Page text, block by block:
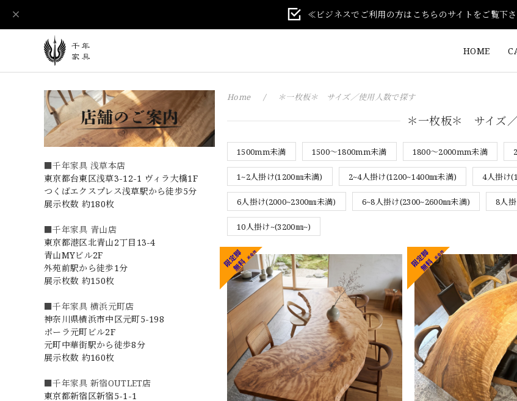
≪ビジネスでご利用の方はこちらのサイトをご覧下
HOME
■千年家具 浅草本店
東京都台東区浅草3-12-1 ヴィラ大橋1F
つくばエクスプレス浅草駅から徒歩5分
展示枚数 約180枚
■千年家具 青山店
東京都港区北青山2丁目13-4
青山MYビル2F
外苑前駅から徒歩1分
展示枚数 約150枚
■千年家具 横浜元町店
神奈川県横浜市中区元町5-198
ポーラ元町ビル2F
元町中華街駅から徒歩8分
展示枚数 約160枚
■千年家具 新宿OUTLET店
東京都新宿区新宿5-1-1
Home ＊一枚板＊ サイズ／使用人数で探す
＊一枚板＊ サイズ
1500mm未満 1500～1800mm未満 1800～2000mm未満
1~2人掛け(1200㎜未満) 2~4人掛け(1200~1400㎜未満) 4人掛け
6人掛け(2000~2300㎜未満) 6~8人掛け(2300~2600㎜未満) 8人
10人掛け~(3200㎜~)